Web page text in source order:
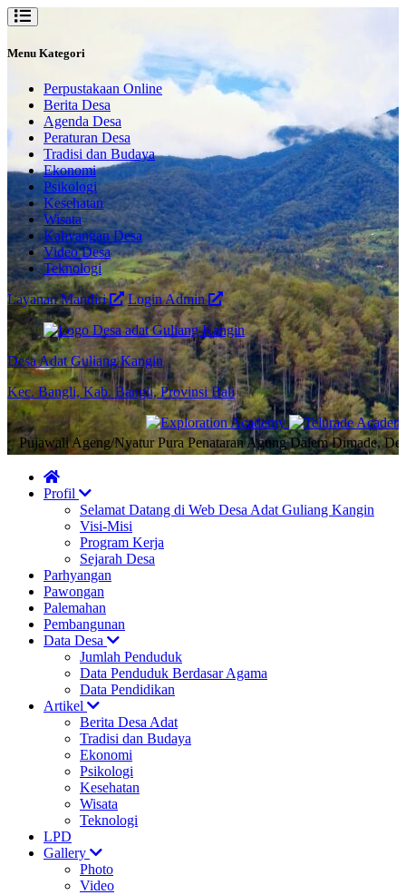
Menu Kategori
Perpustakaan Online
Berita Desa
Agenda Desa
Peraturan Desa
Tradisi dan Budaya
Ekonomi
Psikologi
Kesehatan
Wisata
Kahyangan Desa
Video Desa
Teknologi
Layanan Mandiri
Login Admin
Desa Adat Guliang Kangin
Kec. Bangli, Kab. Bangli, Provinsi Bali
Ageng/Nyatur Pura Penataran Agung Dalem Dimade, Desa
Profil
Selamat Datang di Web Desa Adat Guliang Kangin
Visi-Misi
Program Kerja
Sejarah Desa
Parhyangan
Pawongan
Palemahan
Pembangunan
Data Desa
Jumlah Penduduk
Data Penduduk Berdasar Agama
Data Pendidikan
Artikel
Berita Desa Adat
Tradisi dan Budaya
Ekonomi
Psikologi
Kesehatan
Wisata
Teknologi
LPD
Gallery
Photo
Video